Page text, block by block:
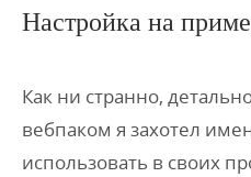
Настройка на
Как ни странно,
вебпаком я захотел
использовать в своих